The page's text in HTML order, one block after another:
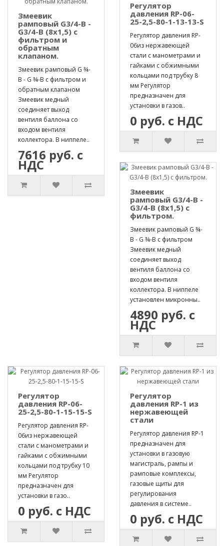
Змеевик
рамповый G3/4-B -
G3/4-B (8х1,5) с
фильтром и
обратным
клапаном.
Змеевик рамповый G ¾-
B - G ¾-B с фильтром и
обратным клапаном
Змеевик медный
соединяет выход
вентиля баллона со
входом вентиля
коллектора. В ниппеле..
7616 руб. с
НДС
Регулятор
давления RP-06-
25-2,5-80-1-13-13-S
Регулятор давления RP-
06из нержавеющей
стали с манометрами и
гайками с обжимными
кольцами под трубку 8
мм Регулятор
предназначен для
установки в газов..
0 руб. с НДС
Змеевик
рамповый G3/4-B -
G3/4-B (8х1,5) с
фильтром.
Змеевик рамповый G ¾-
B - G ¾-B с фильтром
Змеевик медный
соединяет выход
вентиля баллона со
входом вентиля
коллектора. В ниппеле
установлен микронны..
4890 руб. с
НДС
Регулятор
давления RP-06-
25-2,5-80-1-15-15-S
Регулятор давления RP-
06из нержавеющей
стали с манометрами и
гайками с обжимными
кольцами под трубку 10
мм Регулятор
предназначен для
установки в газо..
0 руб. с НДС
Регулятор
давления RP-1 из
нержавеющей
стали
Регулятор давления RP-1
предназначен для
установки в газовую
магистраль, рампы и
рамповые комплексы,
газовые щиты для
регулирования
давления в системе..
0 руб. с НДС